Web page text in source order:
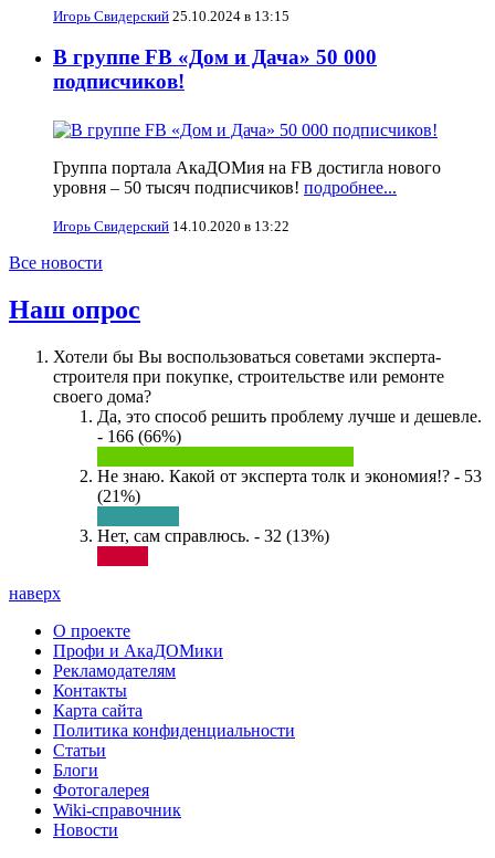
Игорь Свидерский 25.10.2024 в 13:15
В группе FB «Дом и Дача» 50 000
подписчиков!
Группа портала АкаДОМия на FB достигла нового
уровня – 50 тысяч подписчиков! подробнее...
Игорь Свидерский 14.10.2020 в 13:22
Все новости
Наш опрос
Хотели бы Вы воспользоваться советами эксперта-
строителя при покупке, строительстве или ремонте
своего дома?
Да, это способ решить проблему лучше и дешевле.
- 166 (66%)
Не знаю. Какой от эксперта толк и экономия!? - 53
(21%)
Нет, сам справлюсь. - 32 (13%)
наверх
О проекте
Профи и АкаДОМики
Рекламодателям
Контакты
Карта сайта
Политика конфиденциальности
Статьи
Блоги
Фотогалерея
Wiki-справочник
Новости